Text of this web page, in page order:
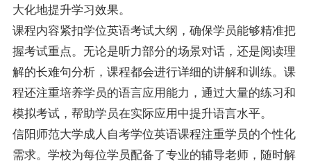
大化地提升学习效果。
课程内容紧扣学位英语考试大纲，确保学员能够精准把
握考试重点。无论是听力部分的场景对话，还是阅读理
解的长难句分析，课程都会进行详细的讲解和训练。课
程还注重培养学员的语言应用能力，通过大量的练习和
模拟考试，帮助学员在实际应用中提升语言水平。
信阳师范大学成人自考学位英语课程注重学员的个性化
需求。学校为每位学员配备了专业的辅导老师，随时解